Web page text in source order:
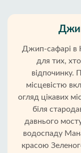
Джип-сафарі в
для тих,
відпочинку.
місцевістю
огляд цікавих
біля
давнього
водоспаду
красою